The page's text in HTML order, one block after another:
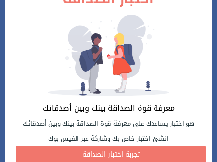
معرفة قوة الصداقة بينك وبين أصدقائك
هو اختبار يساعدك على معرفة قوة الصداقة بينك وبين أصدقائك
انشئ اختبار خاص بك وشاركة عبر الفيس بوك
تجربة اختبار الصداقة